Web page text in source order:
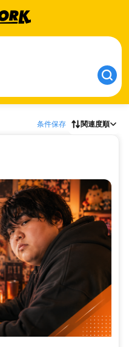
条件保存 関連度順